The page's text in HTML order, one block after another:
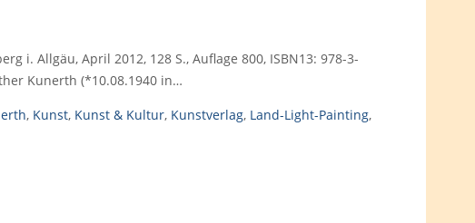
i. Allgäu, April 2012, 128 S., Auflage 800, ISBN13: 978-3-
Kunerth (*10.08.1940 in…
, Kunst, Kunst & Kultur, Kunstverlag, Land-Light-Painting,